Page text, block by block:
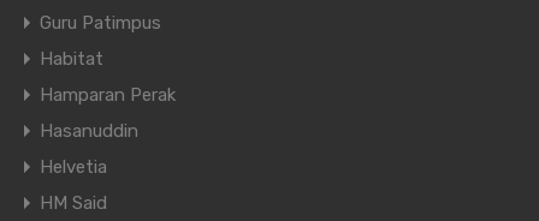
Guru Patimpus
Habitat
Hamparan Perak
Hasanuddin
Helvetia
HM Said